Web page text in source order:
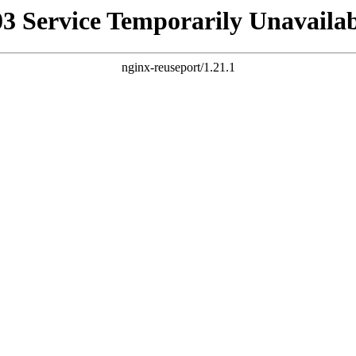
Service Temporarily
nginx-reuseport/1.21.1